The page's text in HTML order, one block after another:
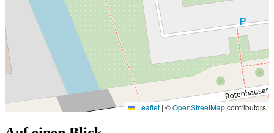
Leaflet | ©OpenStreetMapcontributors